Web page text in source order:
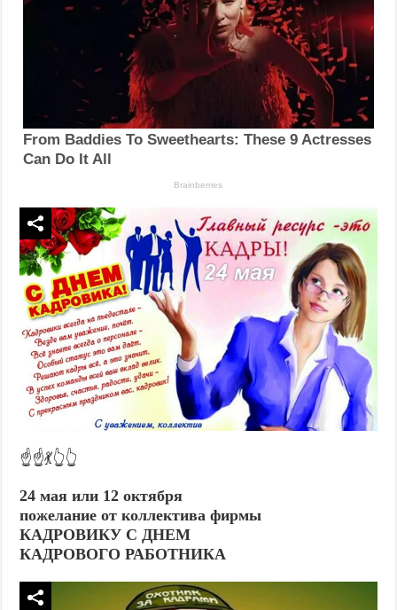
☝️☝️💃👆👆
24 мая или 12 октября
пожелание от коллектива фирмы
КАДРОВИКУ С ДНЕМ
КАДРОВОГО РАБОТНИКА